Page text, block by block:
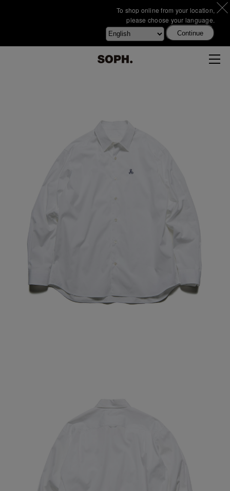
To shop online from your location,
please choose your language.
Continue